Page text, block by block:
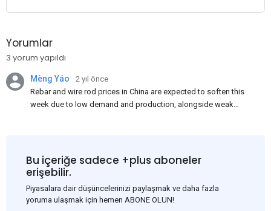
Yorumlar
3 yorum yapıldı
Mèng Yáo
2 yıl önce
Rebar and wire rod prices in China are expected to soften this
week due to low demand and production, alongside weak
Bu içeriğe sadece +plus aboneler
erişebilir.
Piyasalara dair düşüncelerinizi paylaşmak ve daha fazla
yoruma ulaşmak için hemen ABONE OLUN!